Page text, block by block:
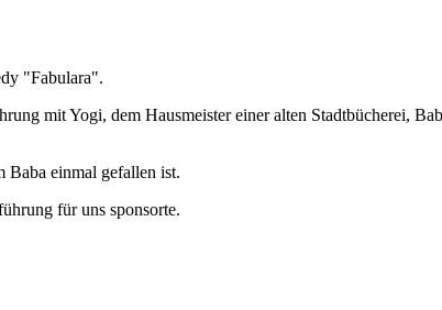
"Fabulara".
mit Yogi, dem Hausmeister einer alten Stadtbücherei,
Baba einmal gefallen ist.
für uns sponsorte.